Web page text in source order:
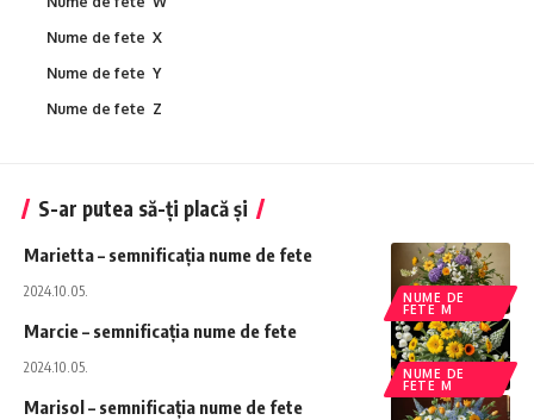
Nume de fete X
Nume de fete Y
Nume de fete Z
S-ar putea să-ți placă și
NUME DE
FETE M
Marietta – semnificația nume de fete
2024.10.05.
NUME DE
FETE M
Marcie – semnificația nume de fete
2024.10.05.
Marisol – semnificația nume de fete